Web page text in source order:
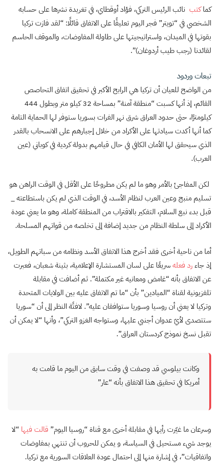
كماكتب نائب الرئيس التركي، فؤاد أوقطاي، في تغريدة نشرها على حسابه
الشخصي في “تويتر” فجر اليوم تعليقًا على الاتفاق قائلًا: “لقد فازت تركيا
بقوتها في الميدان، واستراتيجيتها على طاولة المفاوضات، والموقف الحاسم
لقائدنا (رجب طيب أردوغان)”.
تبعات وردود
من الواضح للعيان أن تركيا هي الرابح الأكبر في تحقيق اتفاق التحاصص
القائم، إذ أنها كسبت “منطقة آمنة” بمساحة 32 كيلو متر وبطول 444
كيلومترًا، حتى حدود العراق شرق نهر الفرات بسوريا ستوفر لها الحماية التامة
كما أنها أكدت سيادتها على الأكراد من خلال إجبارهم على الانسحاب بالقدر
الذي سيحقق لها الأمان الكافي في حال قيامهم بدولة كردية في كوباني (عين
العرب).
لكن المفاجئ بالأمر وهو ما لم يكن مطروحًا على الأقل في الوقت الراهن هو
تسليم منبج وعين العرب لنظام الأسد، في الوقت الذي لم يكن باستطاعته _
قبل بدء نبع السلام، التفكير بالاقتراب من المنطقة كاملة، وهو ما يعني عودة
الأكراد إلى سلطة النظام من جديد إضافة إلى تخلصه من قواتهم المسلحة.
أما من ناحية أخرى فقد أخرج هذا الاتفاق الأسد ونظامه من سباتهم الطويل،
إذ جاءرد فعلهسريعًا على لسان المستشارة الإعلامية، بثينة شعبان، فعبرت
عن الاتفاق بأنه “غامض ومعانيه غير مكتملة”. ثم أضافت في مقابلة
تلفزيونية لقناة “الميادين” بأن “ما تم الاتفاق عليه بين الولايات المتحدة
وتركيا لا يعني أن روسيا وسوريا ستوافقان عليه”. لافتًة النظر إلى أن “سوريا
ستتصدى لأيّ عدوان أجنبي عليها، وستواجه الغزو التركي”، وأنها “لا يمكن أن
تقبل نسخ نموذج كردستان العراق”.
وكانت بيلوسي قد وصفت في وقت سابق من اليوم ما قامت به
أمريكا في تحقيق هذا الاتفاق بأنه “عار”
وسرعان ما غيّرت رأيها في مقابلة أخرى مع قناة “روسيا اليوم” قالت فيها “لا
يوجد شيء مستحيل في السياسة، و يمكن للحروب أن تنتهي بمفاوضات
واتفاقيات”، في إشارة منها إلى احتمال عودة العلاقات السورية مع تركيا.